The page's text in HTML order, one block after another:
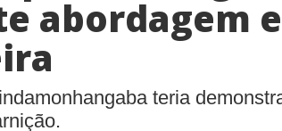
abordagem
teria